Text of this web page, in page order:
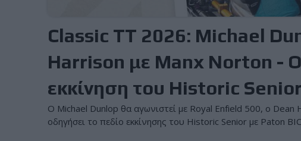
Classic TT 2026: Michael
Harrison με Manx Norton -
εκκίνηση του Historic Senior
Ο Michael Dunlop θα αγωνιστεί με Royal Enfield 500, ο
οδηγήσει το πεδίο εκκίνησης του Historic Senior με Paton